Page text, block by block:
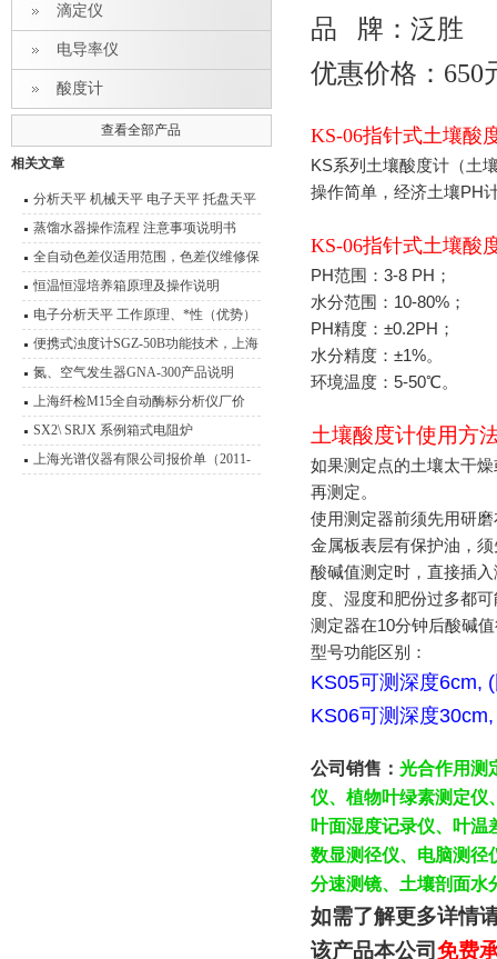
滴定仪
电导率仪
酸度计
查看全部产品
相关文章
分析天平 机械天平 电子天平 托盘天平
精密天平 电子秤 扭力天平 液体比重天
平 静水力学天平 酸度计 电导率仪 溶氧
仪 离子计 滴定仪 水份测定仪 电极 浓
度计 OR
蒸馏水器操作流程 注意事项说明书
全自动色差仪适用范围，色差仪维修保
养
恒温恒湿培养箱原理及操作说明
电子分析天平 工作原理、*性（优势）
便携式浊度计SGZ-50B功能技术，上海
悦丰浊度仪应用范围
氮、空气发生器GNA-300产品说明
上海纤检M15全自动酶标分析仪厂价
SX2\ SRJX 系例箱式电阻炉
上海光谱仪器有限公司报价单（2011-
品 牌：泛胜
优惠价格：650
KS-06指针式土壤酸
KS系列土壤酸度计（土
操作简单，经济土壤PH
KS-06指针式土壤酸
PH范围：3-8 PH；
水分范围：10-80%；
PH精度：±0.2PH；
水分精度：±1%。
环境温度：5-50℃。
土壤酸度计使用方
如果测定点的土壤太干
再测定。
使用测定器前须先用研
金属板表层有保护油，
酸碱值测定时，直接插
度、湿度和肥份过多都
测定器在10分钟后酸碱
型号功能区别：
KS05可测深度6cm,
KS06可测深度
公司销售 ： 光合作用测
仪、植物叶绿素测定仪
叶面湿度记录仪、叶温
数显测径仪、电脑测径
分速测镜、土壤剖面水
如需了解更多详情
该产品本公司免费